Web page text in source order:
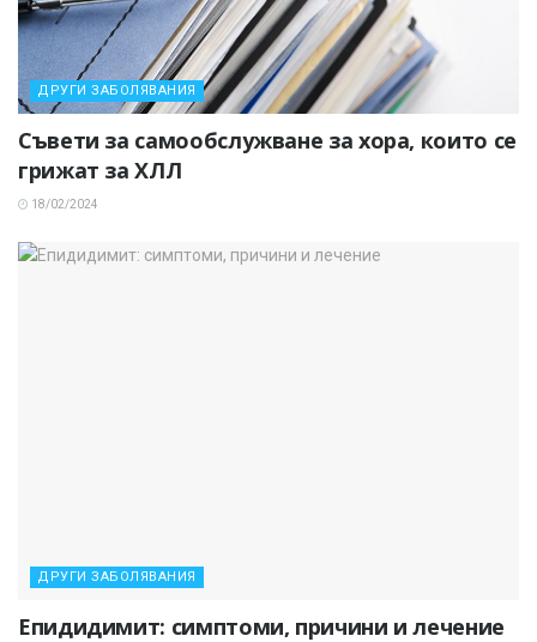
ДРУГИ ЗАБОЛЯВАНИЯ
Съвети за самообслужване за хора, които се
грижат за ХЛЛ
18/02/2024
ДРУГИ ЗАБОЛЯВАНИЯ
Епидидимит: симптоми, причини и лечение